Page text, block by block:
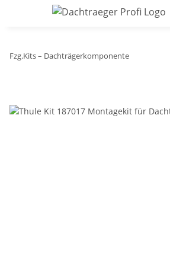
Fzg.Kits – Dachträgerkomponente